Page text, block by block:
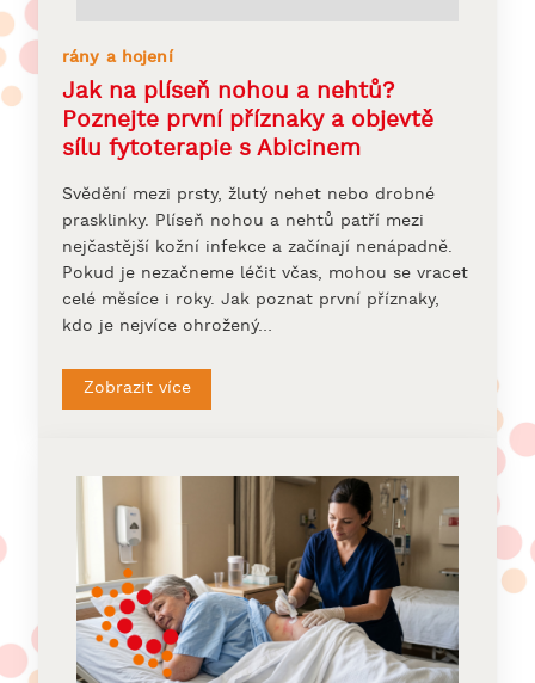
rány a hojení
Jak na plíseň nohou a nehtů?
Poznejte první příznaky a objevtě
sílu fytoterapie s Abicinem
Svědění mezi prsty, žlutý nehet nebo drobné
prasklinky. Plíseň nohou a nehtů patří mezi
nejčastější kožní infekce a začínají nenápadně.
Pokud je nezačneme léčit včas, mohou se vracet
celé měsíce i roky. Jak poznat první příznaky,
kdo je nejvíce ohrožený…
Zobrazit více